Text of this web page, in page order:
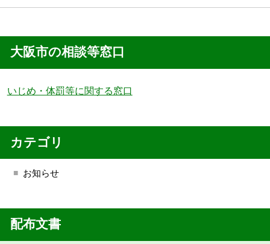
大阪市の相談等窓口
いじめ・体罰等に関する窓口
カテゴリ
お知らせ
配布文書